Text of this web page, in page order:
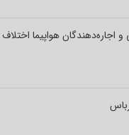
هواپیما اختلاف